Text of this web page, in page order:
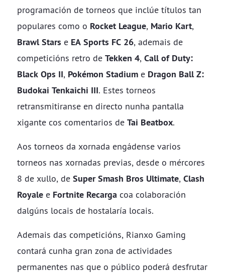
programación de torneos que inclúe títulos tan
populares como o Rocket League, Mario Kart,
Brawl Stars e EA Sports FC 26, ademais de
competicións retro de Tekken 4, Call of Duty:
Black Ops II, Pokémon Stadium e Dragon Ball Z:
Budokai Tenkaichi III. Estes torneos
retransmitiranse en directo nunha pantalla
xigante cos comentarios de Tai Beatbox.
Aos torneos da xornada engádense varios
torneos nas xornadas previas, desde o mércores
8 de xullo, de Super Smash Bros Ultimate, Clash
Royale e Fortnite Recarga coa colaboración
dalgúns locais de hostalaría locais.
Ademais das competicións, Rianxo Gaming
contará cunha gran zona de actividades
permanentes nas que o público poderá desfrutar